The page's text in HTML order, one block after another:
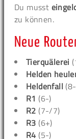
Du musst
zu können.
Neue
Tierquälerei
Helden
Heldenfall
R1 (6-)
R2 (7-/7)
R3 (6+)
R4 (5-)